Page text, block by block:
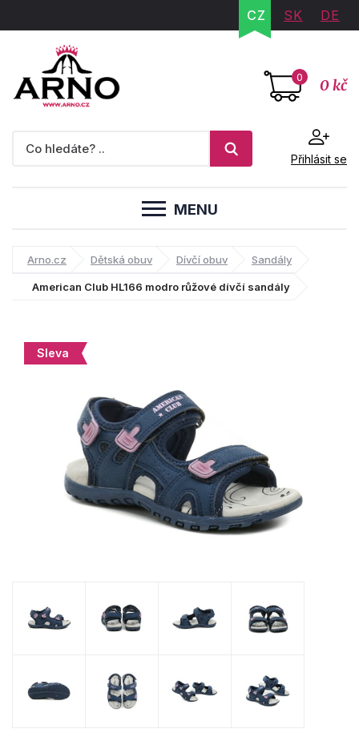
CZ SK DE
0 0 kč
Přihlásit se
MENU
Arno.cz Dětská obuv Dívčí obuv Sandály
American Club HL166 modro růžové dívčí sandály
Sleva